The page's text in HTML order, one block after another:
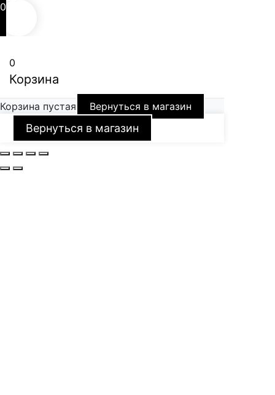
0
0
Корзина
Корзина пустая Вернуться в магазин
Вернуться в магазин